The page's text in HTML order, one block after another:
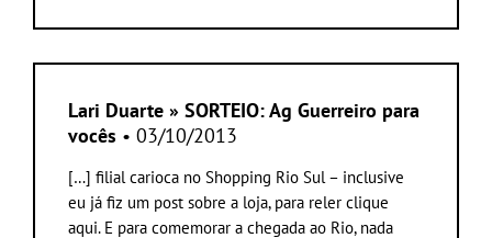
Lari Duarte » SORTEIO: Ag Guerreiro para
vocês • 03/10/2013
[…] filial carioca no Shopping Rio Sul – inclusive
eu já fiz um post sobre a loja, para reler clique
aqui. E para comemorar a chegada ao Rio, nada